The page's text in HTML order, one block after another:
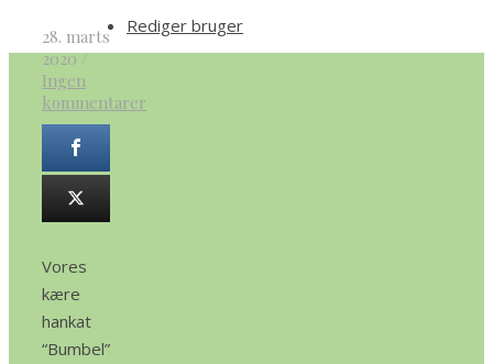
28. marts
2020 /
Ingen
kommentarer
Vores
kære
hankat
“Bumbel”
Rediger bruger